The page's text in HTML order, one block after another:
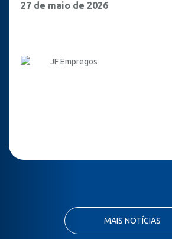
27 de maio de 2026
JF Empregos
MAIS NOTÍCIAS